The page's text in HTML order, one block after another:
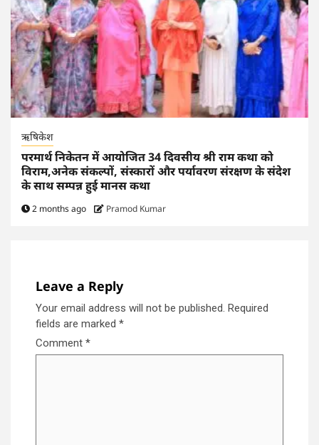
ऋषिकेश
परमार्थ निकेतन में आयोजित 34 दिवसीय श्री राम कथा को
विराम,अनेक संकल्पों, संस्कारों और पर्यावरण संरक्षण के संदेश
के साथ सम्पन्न हुई मानस कथा
2 months ago Pramod Kumar
Leave a Reply
Your email address will not be published. Required
fields are marked *
Comment *